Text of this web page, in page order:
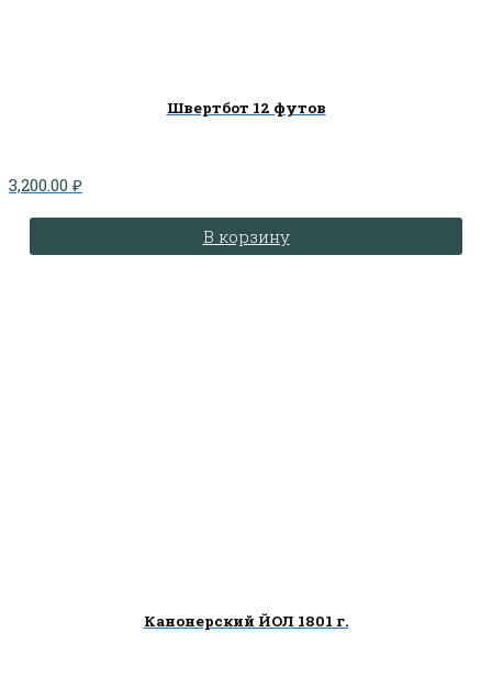
Швертбот 12 футов
3,200.00 ₽
В корзину
Канонерский ЙОЛ 1801 г.